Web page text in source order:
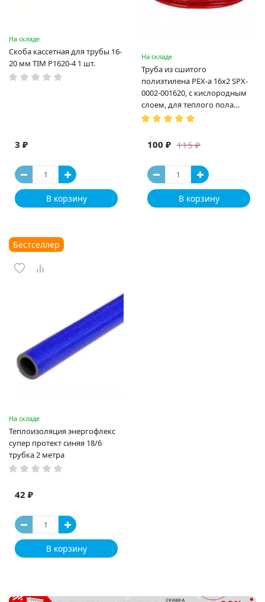
На складе
Скоба кассетная для трубы 16-
20 мм TIM P1620-4 1 шт.
3 ₽
В корзину
На складе
Труба из сшитого
полиэтилена PEX-a 16х2 SPX-
0002-001620, с кислородным
слоем, для теплого пола
(Испания)
115 ₽
100 ₽
В корзину
Бестселлер
На складе
Теплоизоляция энергофлекс
супер протект синяя 18/6
трубка 2 метра
42 ₽
В корзину